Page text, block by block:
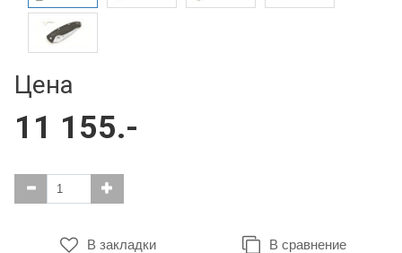
Цена
11 155.-
В закладки В сравнение